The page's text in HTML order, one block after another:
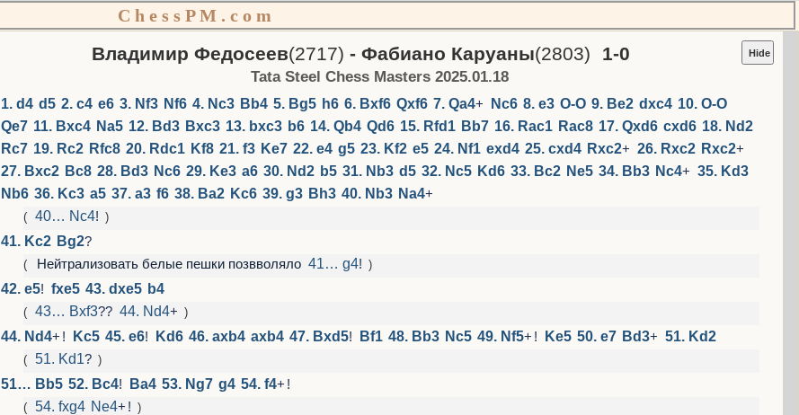
C h e s s P M . c o m
Владимир Федосеев(2717) - Фабиано Каруаны(2803) 1-0 Hide
Tata Steel Chess Masters 2025.01.18
1. d4 d5 2. c4 e6 3. Nf3 Nf6 4. Nc3 Bb4 5. Bg5 h6 6. Bxf6 Qxf6 7. Qa4+ Nc6 8. e3 O-O 9. Be2 dxc4 10. O-O
Qe7 11. Bxc4 Na5 12. Bd3 Bxc3 13. bxc3 b6 14. Qb4 Qd6 15. Rfd1 Bb7 16. Rac1 Rac8 17. Qxd6 cxd6 18. Nd2
Rc7 19. Rc2 Rfc8 20. Rdc1 Kf8 21. f3 Ke7 22. e4 g5 23. Kf2 e5 24. Nf1 exd4 25. cxd4 Rxc2+ 26. Rxc2 Rxc2+
27. Bxc2 Bc8 28. Bd3 Nc6 29. Ke3 a6 30. Nd2 b5 31. Nb3 d5 32. Nc5 Kd6 33. Bc2 Ne5 34. Bb3 Nc4+ 35. Kd3
Nb6 36. Kc3 a5 37. a3 f6 38. Ba2 Kc6 39. g3 Bh3 40. Nb3 Na4+
( 40… Nc4! )
41. Kc2 Bg2?
( Нейтрализовать белые пешки позвволяло 41… g4! )
42. e5! fxe5 43. dxe5 b4
( 43… Bxf3?? 44. Nd4+ )
44. Nd4+ ! Kc5 45. e6! Kd6 46. axb4 axb4 47. Bxd5! Bf1 48. Bb3 Nc5 49. Nf5+ ! Ke5 50. e7 Bd3+ 51. Kd2
( 51. Kd1? )
51… Bb5 52. Bc4! Ba4 53. Ng7 g4 54. f4+ !
( 54. fxg4 Ne4+ ! )